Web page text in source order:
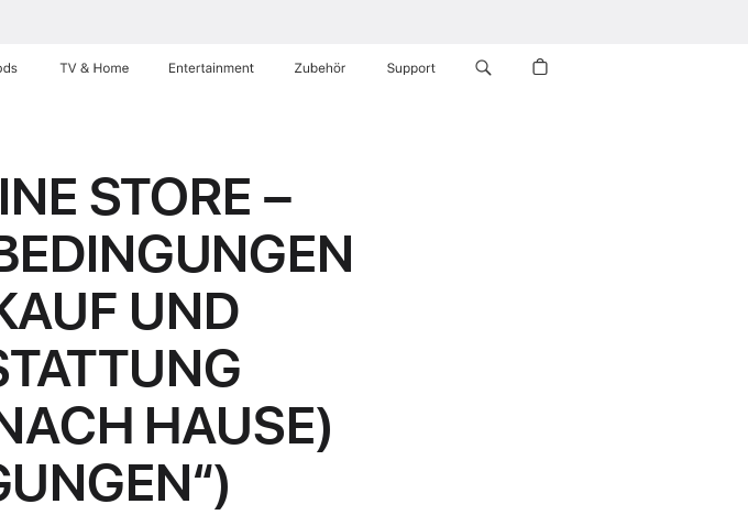
TV & Home Entertainment Zubehör Support
STORE –
UND
HAUSE)